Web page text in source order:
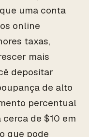
uma conta
online
taxas,
mais
depositar
de alto
percentual
cerca de $10 em
que pode